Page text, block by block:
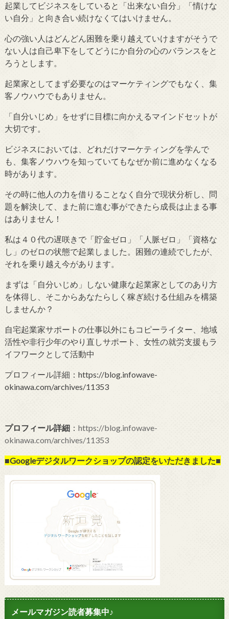
起業してビジネスをしていると「出来ない自分」「情けな
い自分」と向き合い続けなくてはいけません。
心の強い人はどんどん困難を乗り越えていけますがそうで
ない人は自己卑下をしてどうにか自分の心のバランスをと
ろうとします。
起業家としてまず必要なのはマーケティングでもなく、集
客ノウハウでもありません。
「自分いじめ」をせずに目標に向かえるマインドセットが
大切です。
ビジネスにおいては、どれだけマーケティングを学んで
も、集客ノウハウを知っていてもなぜか前に進めなくなる
時があります。
その時に他人の力を借りることなく自分で現状分析し、問
題を解決して、また前に進む事ができたら成長は止まる事
はありません！
私は４０代の遅咲きで「貯金ゼロ」「人脈ゼロ」「資格な
し」のゼロの状態で起業しました。困難の連続でしたが、
それを乗り越え今があります。
まずは「自分いじめ」しない健康な起業家としてのあり方
を体得し、そこからあなたらしく稼ぎ続ける仕組みを構築
しませんか？
自宅起業家サポートの仕事以外にもコピーライター、地域
活性や非行少年のやり直しサポート、女性の就労支援もラ
イフワークとして活動中
プロフィール詳細：https://blog.infowave-
okinawa.com/archives/11353
プロフィール詳細： https://blog.infowave-
okinawa.com/archives/11353
■Googleデジタルワークショップの認定をいただきました■
メールマガジン読者募集中♪